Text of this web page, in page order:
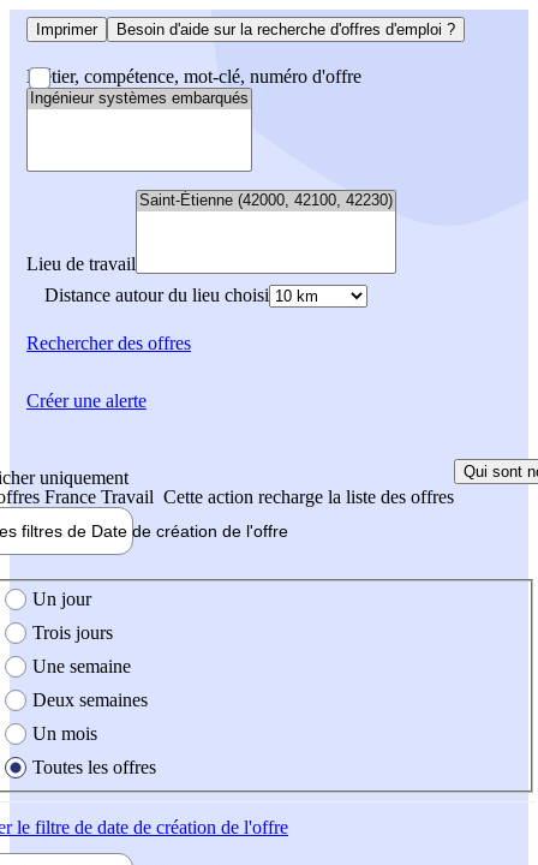
Imprimer Besoin d'aide sur la recherche d'offres d'emploi ?
Métier, compétence, mot-clé, numéro d'offre
Lieu de travail
Distance autour du lieu choisi
Rechercherdes offres
uniquement
France Travail Cette action recharge la liste des offres
Qui sont
filtres de Date de création de l'offre
création de l'offre
Un jour
Trois jours
Une semaine
Deux semaines
Un mois
Toutes les offres
le filtre de date de création de l'offre
Créer une alerte